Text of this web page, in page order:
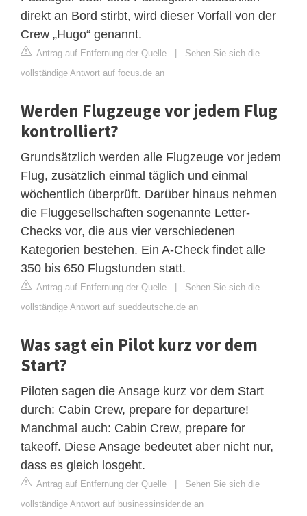
direkt an Bord stirbt, wird dieser Vorfall von der
Crew „Hugo“ genannt.
Antrag auf Entfernung der Quelle | Sehen Sie sich die
vollständige Antwort auf focus.de an
Werden Flugzeuge vor jedem Flug
kontrolliert?
Grundsätzlich werden alle Flugzeuge vor jedem
Flug, zusätzlich einmal täglich und einmal
wöchentlich überprüft. Darüber hinaus nehmen
die Fluggesellschaften sogenannte Letter-
Checks vor, die aus vier verschiedenen
Kategorien bestehen. Ein A-Check findet alle
350 bis 650 Flugstunden statt.
Antrag auf Entfernung der Quelle | Sehen Sie sich die
vollständige Antwort auf sueddeutsche.de an
Was sagt ein Pilot kurz vor dem
Start?
Piloten sagen die Ansage kurz vor dem Start
durch: Cabin Crew, prepare for departure!
Manchmal auch: Cabin Crew, prepare for
takeoff. Diese Ansage bedeutet aber nicht nur,
dass es gleich losgeht.
Antrag auf Entfernung der Quelle | Sehen Sie sich die
vollständige Antwort auf businessinsider.de an